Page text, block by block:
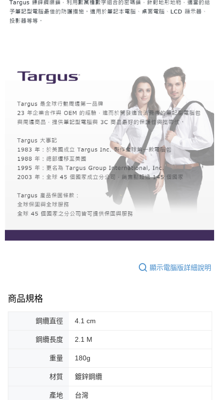
顯示電腦版詳細說明
商品規格
鋼纜直徑 4.1 cm
鋼纜長度 2.1 M
重量 180g
材質 鍍鋅鋼纜
產地 台灣